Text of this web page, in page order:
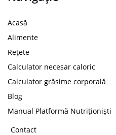
Acasă
Alimente
Rețete
Calculator necesar caloric
Calculator grăsime corporală
Blog
Manual Platformă Nutriționiști
Contact